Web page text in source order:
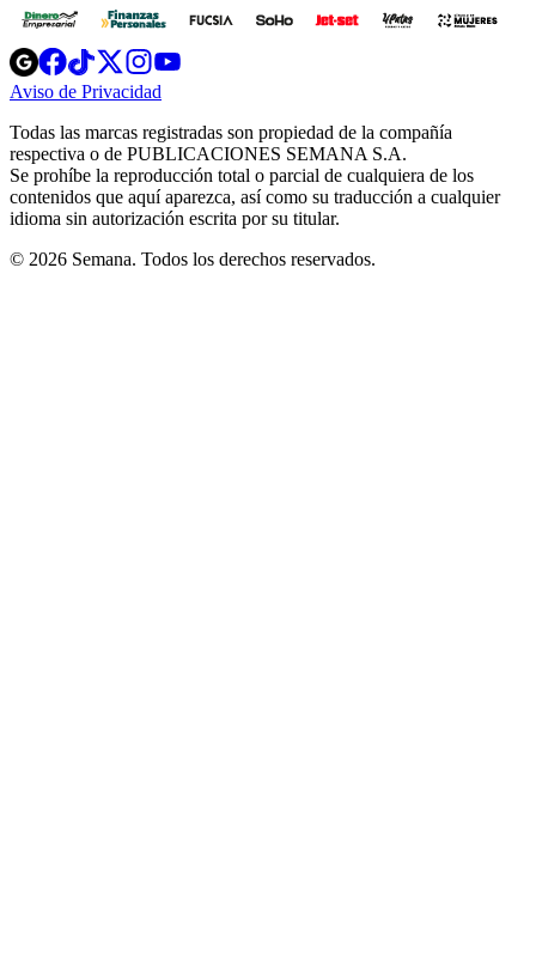
Opens
in
new
Opens
in
new
Opens
in
new
window
Opens
new
windowwindow
Aviso de Privacidad
new
window
Todas las marcas registradas son propiedad de la compañía
respectiva o de PUBLICACIONES SEMANA S.A.
Se prohíbe la reproducción total o parcial de cualquiera de los
contenidos que aquí aparezca, así como su traducción a cualquier
idioma sin autorización escrita por su titular.
© 2026 Semana. Todos los derechos reservados.